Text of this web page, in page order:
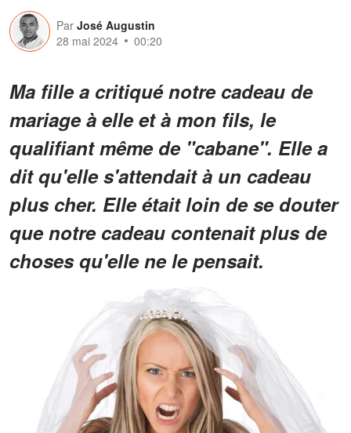
Par José Augustin
28 mai 2024
00:20
Ma fille a critiqué notre cadeau de
mariage à elle et à mon fils, le
qualifiant même de "cabane". Elle a
dit qu'elle s'attendait à un cadeau
plus cher. Elle était loin de se douter
que notre cadeau contenait plus de
choses qu'elle ne le pensait.